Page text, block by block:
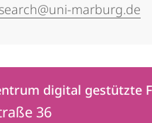
marburg.de
digital gestützte
36